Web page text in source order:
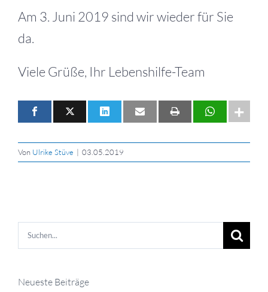
Am 3. Juni 2019 sind wir wieder für Sie
da.
Viele Grüße, Ihr Lebenshilfe-Team
Von Ulrike Stüve | 03.05.2019
Suche
nach:
Neueste Beiträge